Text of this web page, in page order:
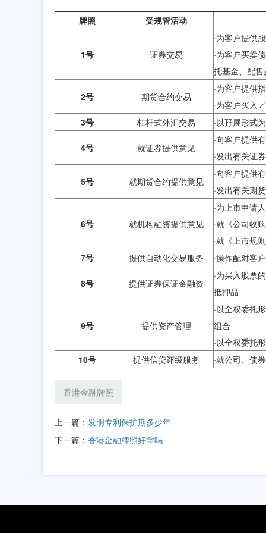
牌照 受规管活动
1号 证券交易
·为客户提供
·为客户买卖
托基金、配
2号 期货合约交易
·为客户提供
·为客户买入
3号
杠杆式外汇交易 ·以孖展形式
4号 就证券提供意见
·向客户提供
·发出有关证
5号 就期货合约提供意见
·向客户提供
·发出有关期
6号 就机构融资提供意见
·为上市申请
·就《公司收
·就《上市规
7号
提供自动化交易服务 ·操作配对客
8号 提供证券保证金融资
·为买入股票
抵押品
9号 提供资产管理
·以全权委托
组合
·以全权委托
10号
提供信贷评级服务 ·就公司、债
香港金融牌照
上一篇： 发明专利保护期多少年
下一篇： 香港金融牌照好拿吗